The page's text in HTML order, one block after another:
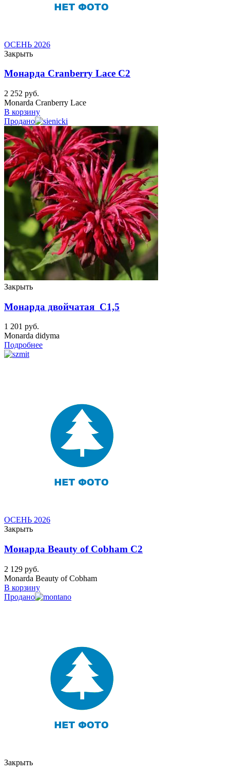
ОСЕНЬ 2026
Закрыть
Монарда Cranberry Lace C2
2 252 руб.
Monarda Cranberry Lace
В корзину
Продано
Закрыть
Монарда двойчатая C1,5
1 201 руб.
Monarda didyma
Подробнее
ОСЕНЬ 2026
Закрыть
Монарда Beauty of Cobham C2
2 129 руб.
Monarda Beauty of Cobham
В корзину
Продано
Закрыть